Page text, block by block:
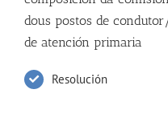
dous postos de
de atención primaria
Resolución